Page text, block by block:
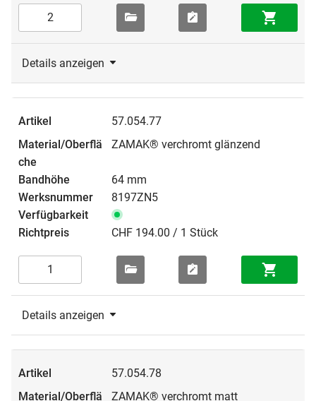
Details anzeigen
57.054.77
ZAMAK® verchromt glänzend
64 mm
8197ZN5
CHF 194.00 / 1 Stück
Details anzeigen
57.054.78
ZAMAK® verchromt matt